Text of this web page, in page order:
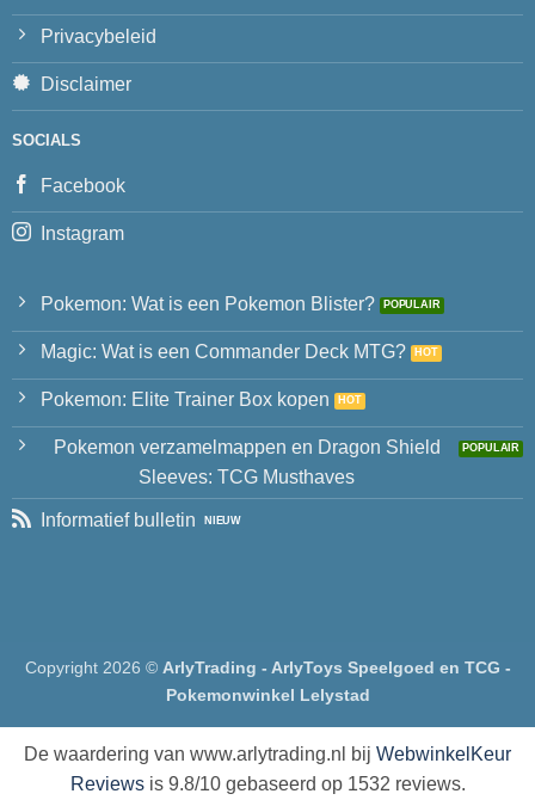
Privacybeleid
Disclaimer
SOCIALS
Facebook
Instagram
Pokemon: Wat is een Pokemon Blister?
Magic: Wat is een Commander Deck MTG?
Pokemon: Elite Trainer Box kopen
Pokemon verzamelmappen en Dragon Shield
Sleeves: TCG Musthaves
Informatief bulletin
Copyright 2026 © ArlyTrading - ArlyToys Speelgoed en TCG -
Pokemonwinkel Lelystad
De waardering van www.arlytrading.nl bij WebwinkelKeur
Reviewsis 9.8/10 gebaseerd op 1532 reviews.